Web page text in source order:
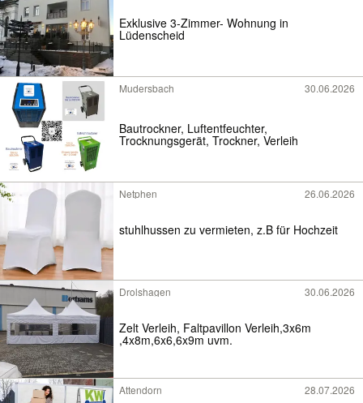
Exklusive 3-Zimmer- Wohnung in
Lüdenscheid
Mudersbach 30.06.2026
Bautrockner, Luftentfeuchter,
Trocknungsgerät, Trockner, Verleih
Netphen 26.06.2026
stuhlhussen zu vermieten, z.B für Hochzeit
Drolshagen 30.06.2026
Zelt Verleih, Faltpavillon Verleih,3x6m
,4x8m,6x6,6x9m uvm.
Attendorn 28.07.2026